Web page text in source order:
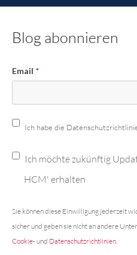
Blog abonnieren
Email *
Ich habe die
Ich möchte zukünftig
HCM' erhalten
Sie können diese Einwilligung jederzeit
sicher und geben sie nicht an andere
Cookie- und Datenschutzrichtlinien.